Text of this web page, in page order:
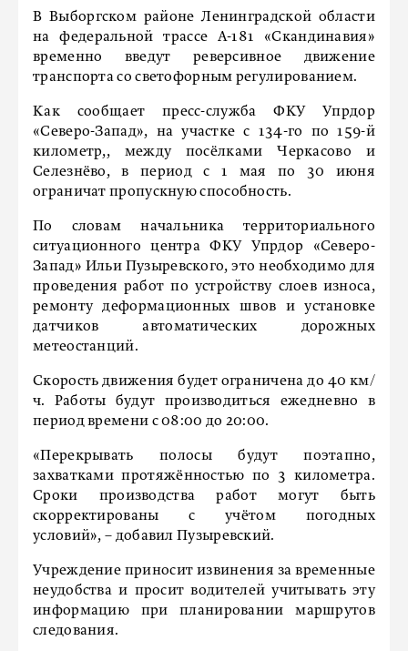
В Выборгском районе Ленинградской области
на федеральной трассе А-181 «Скандинавия»
временно введут реверсивное движение
транспорта со светофорным регулированием.
Как сообщает пресс-служба ФКУ Упрдор
«Северо-Запад», на участке с 134-го по 159-й
километр,, между посёлками Черкасово и
Селезнёво, в период с 1 мая по 30 июня
ограничат пропускную способность.
По словам начальника территориального
ситуационного центра ФКУ Упрдор «Северо-
Запад» Ильи Пузыревского, это необходимо для
проведения работ по устройству слоев износа,
ремонту деформационных швов и установке
датчиков автоматических дорожных
метеостанций.
Скорость движения будет ограничена до 40 км/
ч. Работы будут производиться ежедневно в
период времени с 08:00 до 20:00.
«Перекрывать полосы будут поэтапно,
захватками протяжённостью по 3 километра.
Сроки производства работ могут быть
скорректированы с учётом погодных
условий», – добавил Пузыревский.
Учреждение приносит извинения за временные
неудобства и просит водителей учитывать эту
информацию при планировании маршрутов
следования.